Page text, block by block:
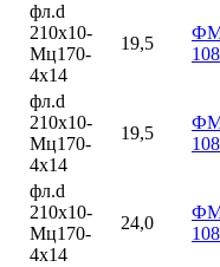
фл.d
210х10-
Мц170-
4х14
19,5
фл.d
210х10-
Мц170-
4х14
19,5
фл.d
210х10-
Мц170-
4х14
24,0